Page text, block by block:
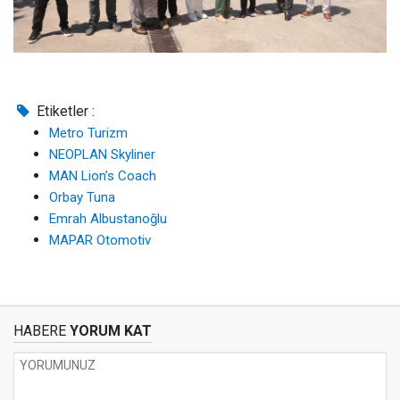
Etiketler :
Metro Turizm
NEOPLAN Skyliner
MAN Lion’s Coach
Orbay Tuna
Emrah Albustanoğlu
MAPAR Otomotiv
HABERE YORUM KAT